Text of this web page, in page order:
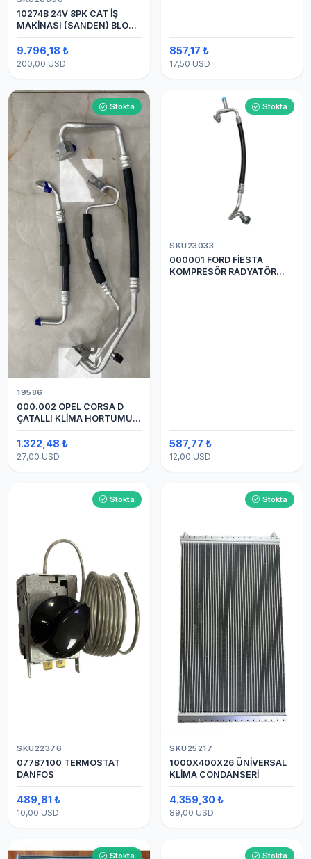
10274B 24V 8PK CAT İŞ
MAKİNASI (SANDEN) BLOK
SAPLAMALI KLİMA
KOMPRESÖRÜ 7H15
9.796,18 ₺
200,00 USD
857,17 ₺
17,50 USD
Stokta
19586
000.002 OPEL CORSA D
ÇATALLI KLİMA HORTUMU
(OEM:1320335)
1.322,48 ₺
27,00 USD
Stokta
SKU23033
000001 FORD FİESTA
KOMPRESÖR RADYATÖR
587,77 ₺
12,00 USD
Stokta
SKU22376
077B7100 TERMOSTAT
DANFOS
489,81 ₺
10,00 USD
Stokta
SKU25217
1000X400X26 ÜNİVERSAL
KLİMA CONDANSERİ
4.359,30 ₺
89,00 USD
Stokta Stokta